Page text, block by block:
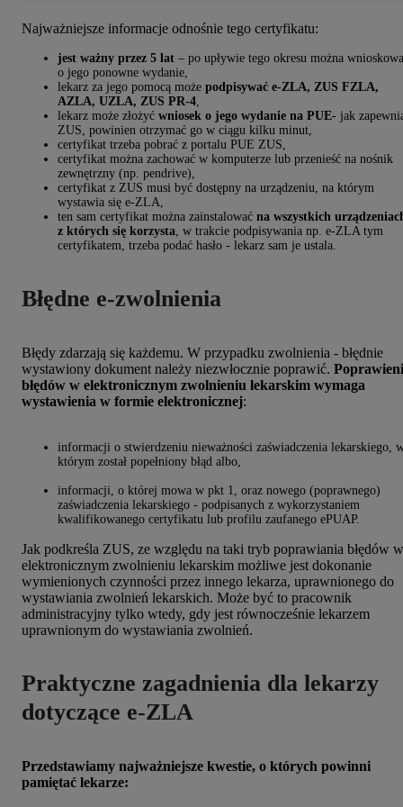
Najważniejsze informacje odnośnie tego certyfikatu:
jest ważny przez 5 lat – po upływie tego okresu można
o jego ponowne wydanie,
lekarz za jego pomocą może podpisywać e-ZLA, ZUS FZLA,
AZLA, UZLA, ZUS PR-4,
lekarz może złożyć wniosek o jego wydanie na PUE- jak
ZUS, powinien otrzymać go w ciągu kilku minut,
certyfikat trzeba pobrać z portalu PUE ZUS,
certyfikat można zachować w komputerze lub przenieść na nośnik
zewnętrzny (np. pendrive),
certyfikat z ZUS musi być dostępny na urządzeniu, na którym
wystawia się e-ZLA,
ten sam certyfikat można zainstalować na wszystkich
z których się korzysta, w trakcie podpisywania np. e-ZLA tym
certyfikatem, trzeba podać hasło - lekarz sam je ustala.
Błędne e-zwolnienia
Błędy zdarzają się każdemu. W przypadku zwolnienia - błędnie
wystawiony dokument należy niezwłocznie poprawić.
błędów w elektronicznym zwolnieniu lekarskim wymaga
wystawienia w formie elektronicznej:
informacji o stwierdzeniu nieważności zaświadczenia lekarskiego,
którym został popełniony błąd albo,
informacji, o której mowa w pkt 1, oraz nowego (poprawnego)
zaświadczenia lekarskiego - podpisanych z wykorzystaniem
kwalifikowanego certyfikatu lub profilu zaufanego ePUAP.
Jak podkreśla ZUS, ze względu na taki tryb poprawiania błędów w
elektronicznym zwolnieniu lekarskim możliwe jest dokonanie
wymienionych czynności przez innego lekarza, uprawnionego do
wystawiania zwolnień lekarskich. Może być to pracownik
administracyjny tylko wtedy, gdy jest równocześnie lekarzem
uprawnionym do wystawiania zwolnień.
Praktyczne zagadnienia dla lekarzy
dotyczące e-ZLA
Przedstawiamy najważniejsze kwestie, o których powinni
pamiętać lekarze: